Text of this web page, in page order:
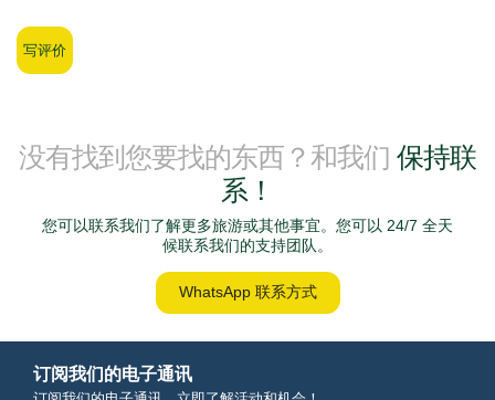
写评价
没有找到您要找的东西？和我们 保持联
系！
您可以联系我们了解更多旅游或其他事宜。您可以 24/7 全天
候联系我们的支持团队。
WhatsApp 联系方式
订阅我们的电子通讯